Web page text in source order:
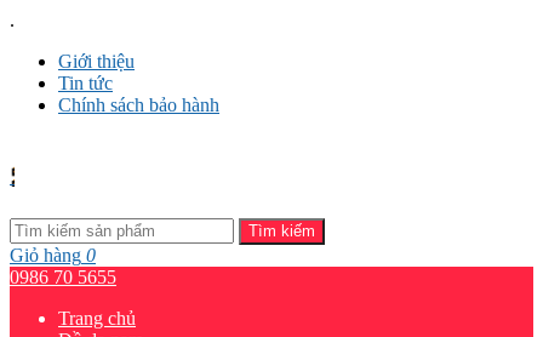
.
Giới thiệu
Tin tức
Chính sách bảo hành
Tìm kiếm
Giỏ hàng 0
0986 70 5655
Trang chủ